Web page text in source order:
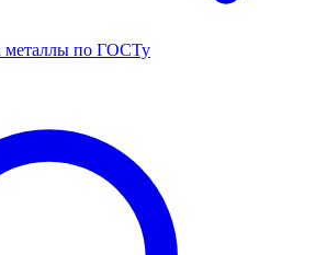
металлы по ГОСТу